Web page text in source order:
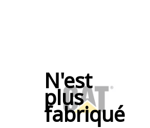
N'est
plus
fabriqué